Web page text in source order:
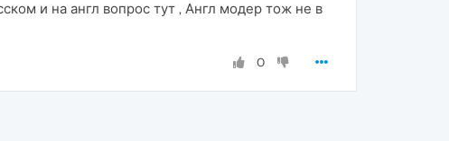
и на англ вопрос тут , Англ модер тож не в
0